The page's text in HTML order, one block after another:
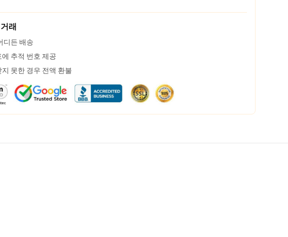
래
디든 배송
에 추적 번호 제공
지 못한 경우 전액 환불